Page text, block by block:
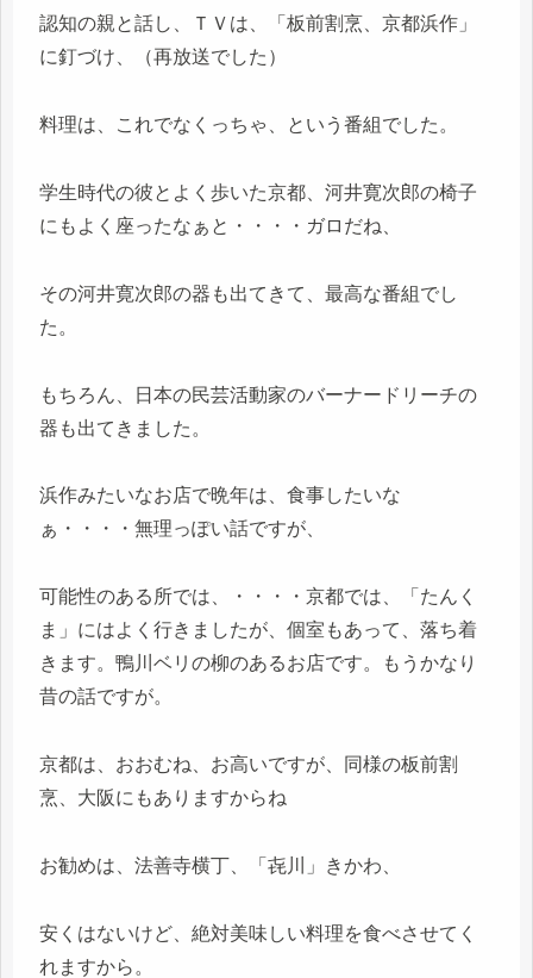
認知の親と話し、ＴＶは、「板前割烹、京都浜作」
に釘づけ、（再放送でした）
料理は、これでなくっちゃ、という番組でした。
学生時代の彼とよく歩いた京都、河井寛次郎の椅子
にもよく座ったなぁと・・・・ガロだね、
その河井寛次郎の器も出てきて、最高な番組でし
た。
もちろん、日本の民芸活動家のバーナードリーチの
器も出てきました。
浜作みたいなお店で晩年は、食事したいな
ぁ・・・・無理っぽい話ですが、
可能性のある所では、・・・・京都では、「たんく
ま」にはよく行きましたが、個室もあって、落ち着
きます。鴨川ベリの柳のあるお店です。もうかなり
昔の話ですが。
京都は、おおむね、お高いですが、同様の板前割
烹、大阪にもありますからね
お勧めは、法善寺横丁、「㐂川」きかわ、
安くはないけど、絶対美味しい料理を食べさせてく
れますから。